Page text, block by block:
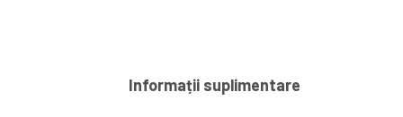
Informații suplimentare